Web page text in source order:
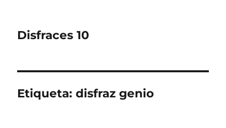
Disfraces 10
Etiqueta:disfraz genio